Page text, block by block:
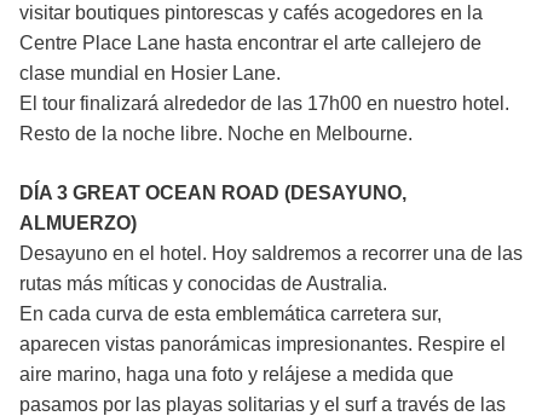
visitar boutiques pintorescas y cafés acogedores en la
Centre Place Lane hasta encontrar el arte callejero de
clase mundial en Hosier Lane.
El tour finalizará alrededor de las 17h00 en nuestro hotel.
Resto de la noche libre. Noche en Melbourne.
DÍA 3 GREAT OCEAN ROAD (DESAYUNO,
ALMUERZO)
Desayuno en el hotel. Hoy saldremos a recorrer una de las
rutas más míticas y conocidas de Australia.
En cada curva de esta emblemática carretera sur,
aparecen vistas panorámicas impresionantes. Respire el
aire marino, haga una foto y relájese a medida que
pasamos por las playas solitarias y el surf a través de las